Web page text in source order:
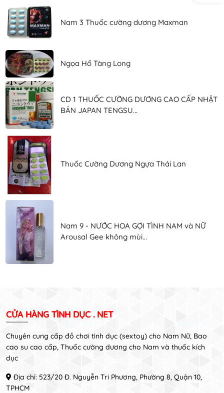
Nam 3 Thuốc cường dương Maxman
Ngọa Hổ Tàng Long
CD 1 THUỐC CƯỜNG DƯƠNG CAO CẤP NHẬT
BẢN JAPAN TENGSU...
Thuốc Cường Dương Ngựa Thái Lan
Nam 9 - NƯỚC HOA GỢI TÌNH NAM và NỮ
Arousal Gee không mùi...
CỬA HÀNG TÌNH DỤC . NET
Chuyên cung cấp đồ chơi tình dục (sextoy) cho Nam Nữ, Bao
cao su cao cấp, Thuốc cường dương cho Nam và thuốc kích
dục
Địa chỉ: 523/20 Đ. Nguyễn Tri Phương, Phường 8, Quận 10,
TPHCM